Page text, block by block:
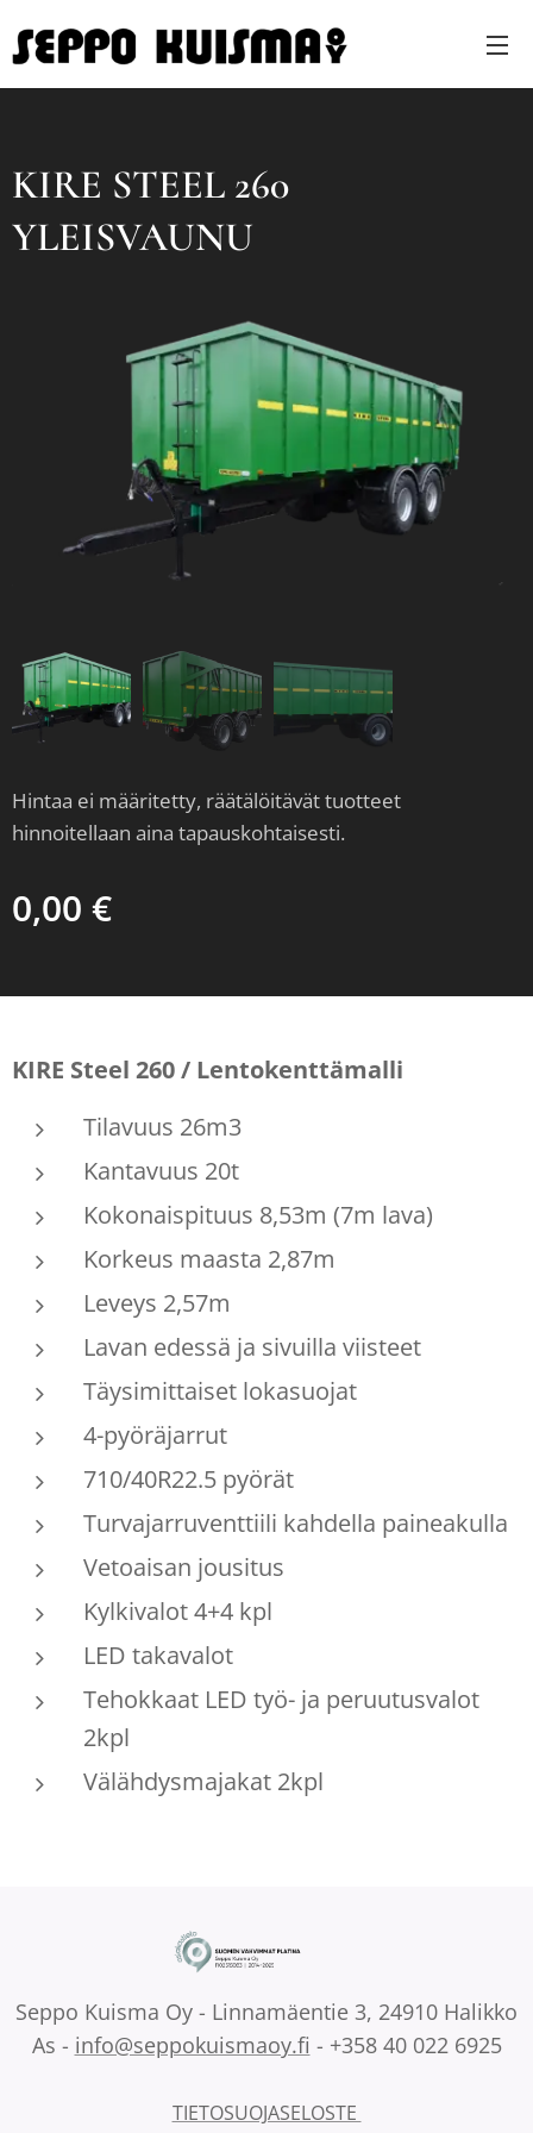
KIRE STEEL 260
YLEISVAUNU
Hintaa ei määritetty, räätälöitävät tuotteet
hinnoitellaan aina tapauskohtaisesti.
0,00 €
KIRE Steel 260 / Lentokenttämalli
Tilavuus 26m3
Kantavuus 20t
Kokonaispituus 8,53m (7m lava)
Korkeus maasta 2,87m
Leveys 2,57m
Lavan edessä ja sivuilla viisteet
Täysimittaiset lokasuojat
4-pyöräjarrut
710/40R22.5 pyörät
Turvajarruventtiili kahdella paineakulla
Vetoaisan jousitus
Kylkivalot 4+4 kpl
LED takavalot
Tehokkaat LED työ- ja peruutusvalot
2kpl
Välähdysmajakat 2kpl
Seppo Kuisma Oy - Linnamäentie 3, 24910 Halikko
As - info@seppokuismaoy.fi - +358 40 022 6925
TIETOSUOJASELOSTE